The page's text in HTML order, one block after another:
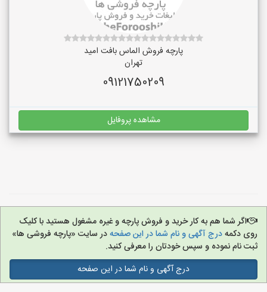
پارچه فروش الماس بافت امید
تهران
09121750209
مشاهده پروفایل
اگر شما هم به کار خرید و فروش پارچه و غیره مشغول هستید با کلیک
روی دکمهدرج آگهی و نام شما در این صفحهدر سایت «پارچه فروشی ها»
ثبت نام نموده و سپس خودتان را معرفی کنید.
درج آگهی و نام شما در این صفحه